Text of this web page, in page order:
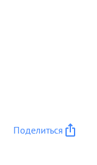
Поделиться